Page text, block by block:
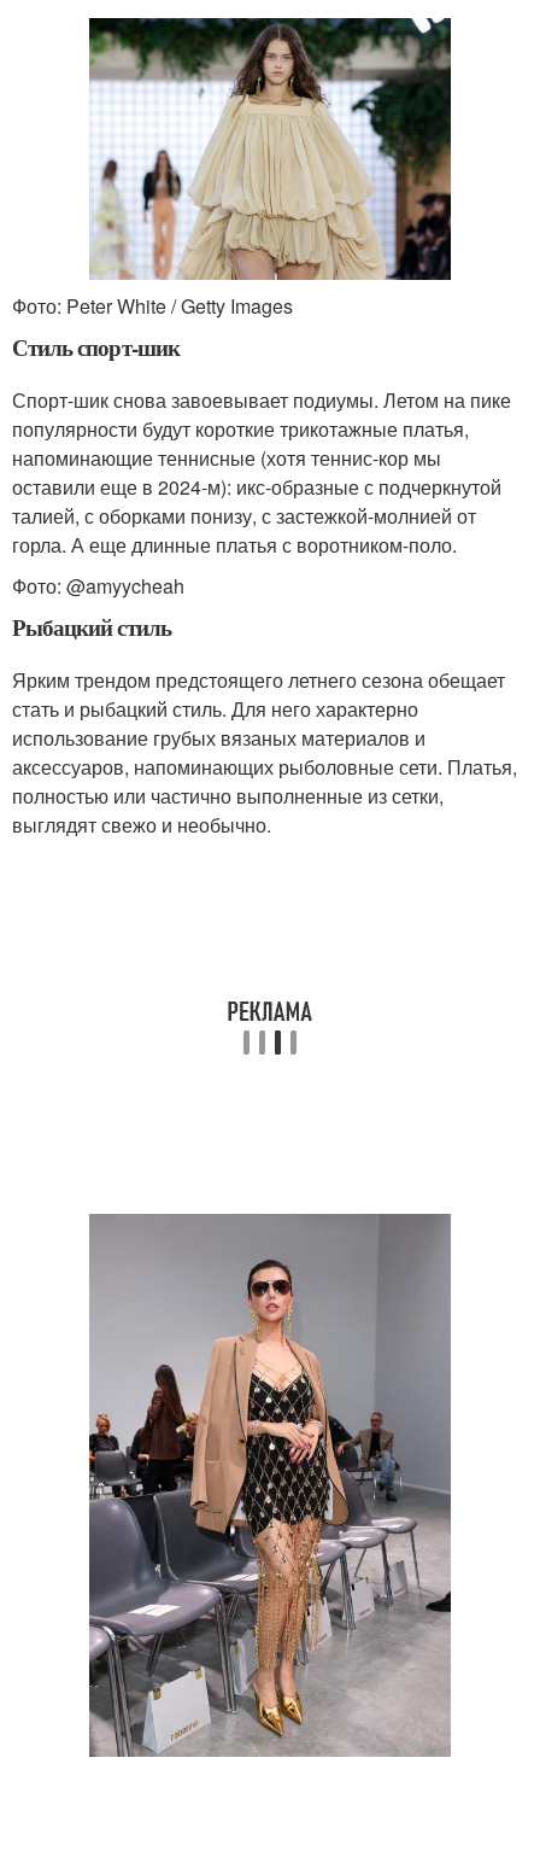
Фото: Peter White / Getty Images
Стиль спорт-шик
Спорт-шик снова завоевывает подиумы. Летом на пике
популярности будут короткие трикотажные платья,
напоминающие теннисные (хотя теннис-кор мы
оставили еще в 2024-м): икс-образные с подчеркнутой
талией, с оборками понизу, с застежкой-молнией от
горла. А еще длинные платья с воротником-поло.
Фото: @amyycheah
Рыбацкий стиль
Ярким трендом предстоящего летнего сезона обещает
стать и рыбацкий стиль. Для него характерно
использование грубых вязаных материалов и
аксессуаров, напоминающих рыболовные сети. Платья,
полностью или частично выполненные из сетки,
выглядят свежо и необычно.